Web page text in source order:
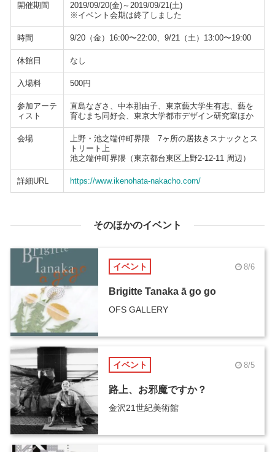
開催期間
2019/09/20(金)～2019/09/21(土)
※イベント会期は終了しました
時間 9/20（金）16:00〜22:00、9/21（土）13:00〜19:00
休館日 なし
入場料 500円
参加アーテ
ィスト
直島なぎさ、中本那由子、東京藝大学生有志、藝を
育むまち同好会、東京大学都市デザイン研究室ほか
会場
上野・池之端仲町界隈 7ヶ所の居抜きスナックとス
トリート上
池之端仲町界隈（東京都台東区上野2-12-11 周辺）
詳細URL https://www.ikenohata-nakacho.com/
そのほかのイベント
イベント 8/6
Brigitte Tanaka ā go go
OFS GALLERY
イベント 8/5
路上、お邪魔ですか？
金沢21世紀美術館